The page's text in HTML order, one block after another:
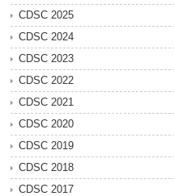
CDSC 2025
CDSC 2024
CDSC 2023
CDSC 2022
CDSC 2021
CDSC 2020
CDSC 2019
CDSC 2018
CDSC 2017